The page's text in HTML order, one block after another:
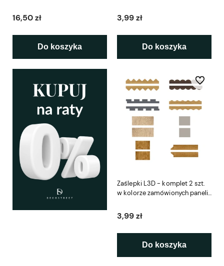
16,50 zł
Do koszyka
3,99 zł
Do koszyka
Zaślepki L3D - komplet 2 szt.
w kolorze zamówionych paneli
3,99 zł
Do koszyka
Do